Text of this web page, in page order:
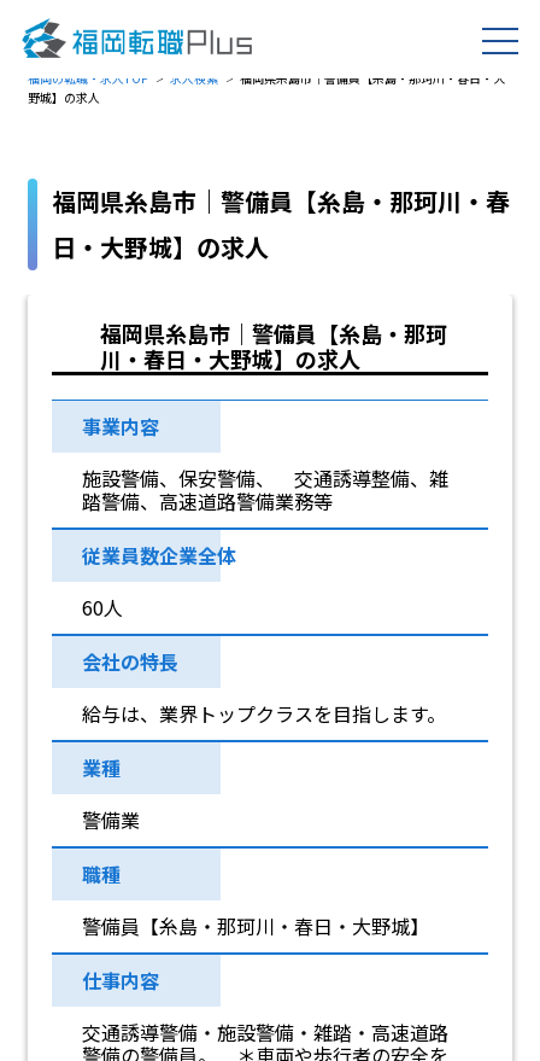
福岡の転職・求人TOP 求人検索
福岡県糸島市｜警備員【糸島・那珂川・春日・大
野城】の求人
福岡県糸島市｜警備員【糸島・那珂川・春
日・大野城】の求人
福岡県糸島市｜警備員【糸島・那珂
川・春日・大野城】の求人
事業内容
施設警備、保安警備、 交通誘導整備、雑
踏警備、高速道路警備業務等
従業員数企業全体
60人
会社の特長
給与は、業界トップクラスを目指します。
業種
警備業
職種
警備員【糸島・那珂川・春日・大野城】
仕事内容
交通誘導警備・施設警備・雑踏・高速道路